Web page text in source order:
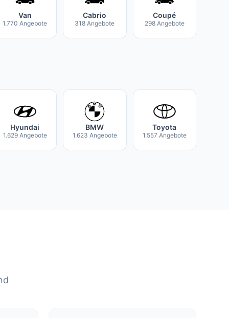
Van
1.770 Angebote
Cabrio
318 Angebote
Coupé
298 Angebote
Hyundai
1.629 Angebote
BMW
1.623 Angebote
Toyota
1.557 Angebote